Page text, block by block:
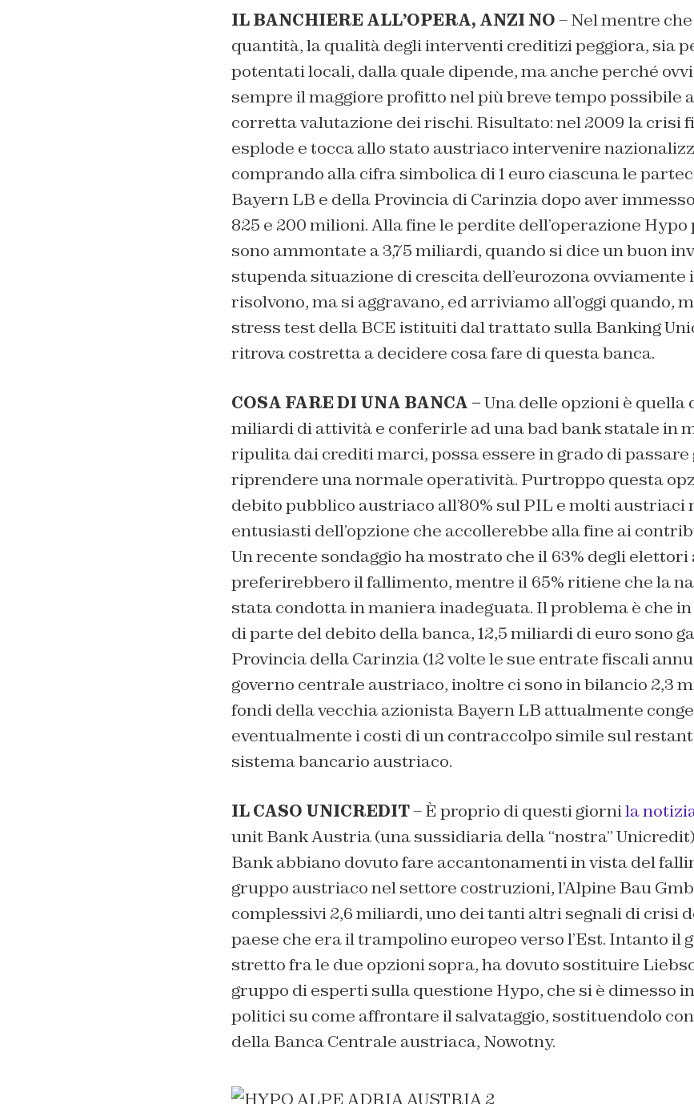
IL BANCHIERE ALL’OPERA, ANZI NO– Nel mentre
quantità, la qualità degli interventi creditizi peggiora, sia
potentati locali, dalla quale dipende, ma anche perché
sempre il maggiore profitto nel più breve tempo possibile
corretta valutazione dei rischi. Risultato: nel 2009 la crisi
esplode e tocca allo stato austriaco intervenire
comprando alla cifra simbolica di 1 euro ciascuna le
Bayern LB e della Provincia di Carinzia dopo aver
825 e 200 milioni. Alla fine le perdite dell’operazione
sono ammontate a 3,75 miliardi, quando si dice un buon
stupenda situazione di crescita dell’eurozona ovviamente
risolvono, ma si aggravano, ed arriviamo all’oggi quando,
stress test della BCE istituiti dal trattato sulla Banking
ritrova costretta a decidere cosa fare di questa banca.
COSA FARE DI UNA BANCA –Una delle opzioni è quella
miliardi di attività e conferirle ad una bad bank statale in
ripulita dai crediti marci, possa essere in grado di passare
riprendere una normale operatività. Purtroppo questa
debito pubblico austriaco all’80% sul PIL e molti austriaci
entusiasti dell’opzione che accollerebbe alla fine ai
Un recente sondaggio ha mostrato che il 63% degli
preferirebbero il fallimento, mentre il 65% ritiene che la
stata condotta in maniera inadeguata. Il problema è che
di parte del debito della banca, 12,5 miliardi di euro sono
Provincia della Carinzia (12 volte le sue entrate fiscali
governo centrale austriaco, inoltre ci sono in bilancio 2,3
fondi della vecchia azionista Bayern LB attualmente
eventualmente i costi di un contraccolpo simile sul
sistema bancario austriaco.
IL CASO UNICREDIT– È proprio di questi giornila
unit Bank Austria (una sussidiaria della “nostra”
Bank abbiano dovuto fare accantonamenti in vista del
gruppo austriaco nel settore costruzioni, l’Alpine Bau
complessivi 2,6 miliardi, uno dei tanti altri segnali di crisi
paese che era il trampolino europeo verso l’Est. Intanto il
stretto fra le due opzioni sopra, ha dovuto sostituire
gruppo di esperti sulla questione Hypo, che si è dimesso
politici su come affrontare il salvataggio, sostituendolo
della Banca Centrale austriaca, Nowotny.